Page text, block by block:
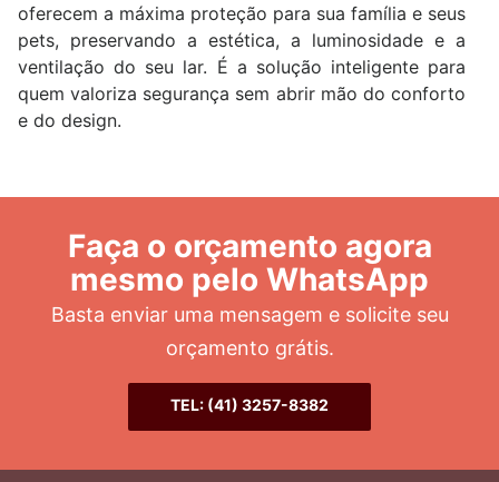
oferecem a máxima proteção para sua família e seus
pets, preservando a estética, a luminosidade e a
ventilação do seu lar. É a solução inteligente para
quem valoriza segurança sem abrir mão do conforto
e do design.
Faça o orçamento agora
mesmo pelo WhatsApp
Basta enviar uma mensagem e solicite seu
orçamento grátis.
TEL: (41) 3257-8382